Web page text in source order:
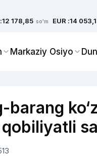
12 178,85 so'm EUR :14
Markaziy Osiyo
barang